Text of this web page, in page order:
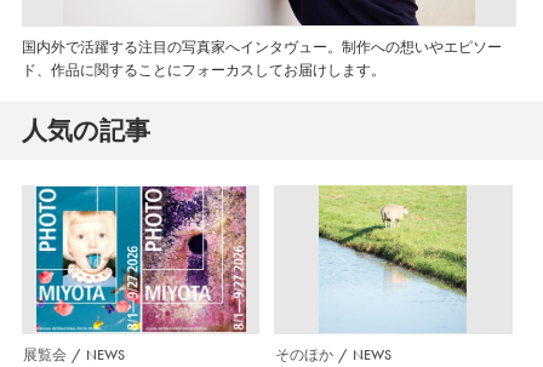
国内外で活躍する注目の写真家へインタヴュー。制作への想いやエピソー
ド、作品に関することにフォーカスしてお届けします。
人気の記事
展覧会 NEWS そのほか NEWS